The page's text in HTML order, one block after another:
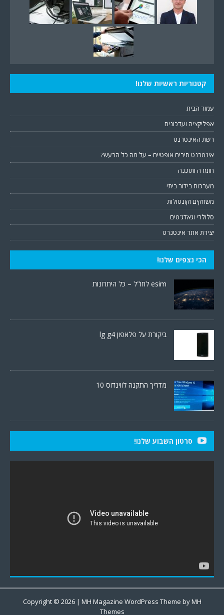
קטגוריות ראשיות שלנו!
עמוד הבית
אפליקציה ועדכונים
רשת האינטרנט
אינטרנט סיבים אופטיים – על מה כל הרעש?
חומרה ותוכנה
מערכות בידור ביתי
משחקים וקונסולות
סלולרי וגאדג'טים
יצירת אתר אינטנרט
הכי נצפים שלנו!
esim לחו"ל – כל היתרונות
ביקורת על פלאפון lg g4
מדריך התקנה לווינדוס 10
סרטון השבוע שלנו!
Copyright © 2026 | MH Magazine WordPress Theme byMH
Themes